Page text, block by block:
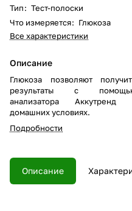
Тип: Тест-полоски
Что измеряется: Глюкоза
Все характеристики
Описание
Глюкоза позволяют
результаты с
анализатора Аккутренд
домашних условиях.
Подробности
Описание